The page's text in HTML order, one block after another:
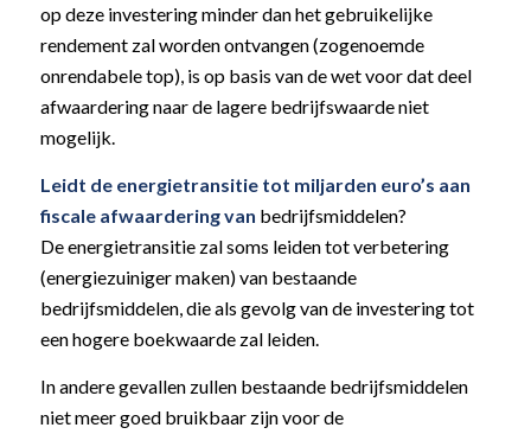
op deze investering minder dan het gebruikelijke
rendement zal worden ontvangen (zogenoemde
onrendabele top), is op basis van de wet voor dat deel
afwaardering naar de lagere bedrijfswaarde niet
mogelijk.
Leidt de energietransitie tot miljarden euro’s aan
fiscale afwaardering van bedrijfsmiddelen?
De energietransitie zal soms leiden tot verbetering
(energiezuiniger maken) van bestaande
bedrijfsmiddelen, die als gevolg van de investering tot
een hogere boekwaarde zal leiden.
In andere gevallen zullen bestaande bedrijfsmiddelen
niet meer goed bruikbaar zijn voor de